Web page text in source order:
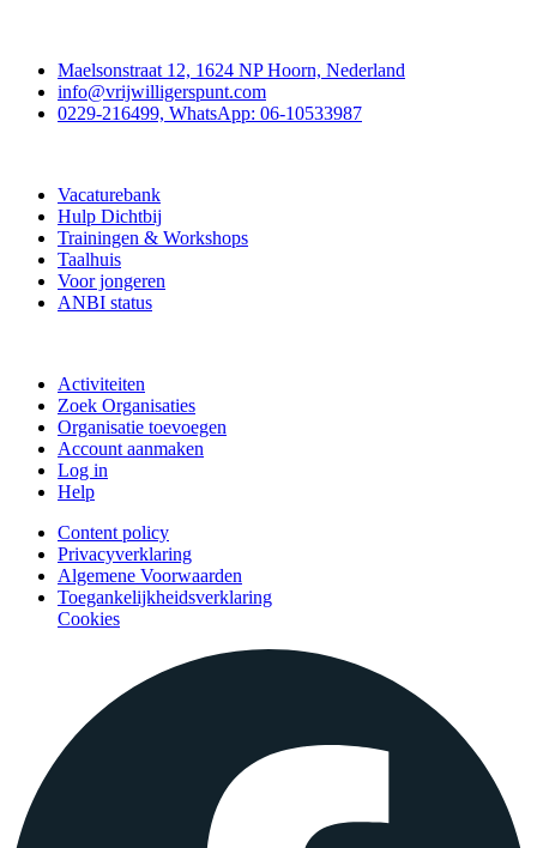
Maelsonstraat 12, 1624 NP Hoorn, Nederland
info@vrijwilligerspunt.com
0229-216499, WhatsApp: 06-10533987
Vacaturebank
Hulp Dichtbij
Trainingen & Workshops
Taalhuis
Voor jongeren
ANBI status
Activiteiten
Zoek Organisaties
Organisatie toevoegen
Account aanmaken
Log in
Help
Content policy
Privacyverklaring
Algemene Voorwaarden
Toegankelijkheidsverklaring
Cookies